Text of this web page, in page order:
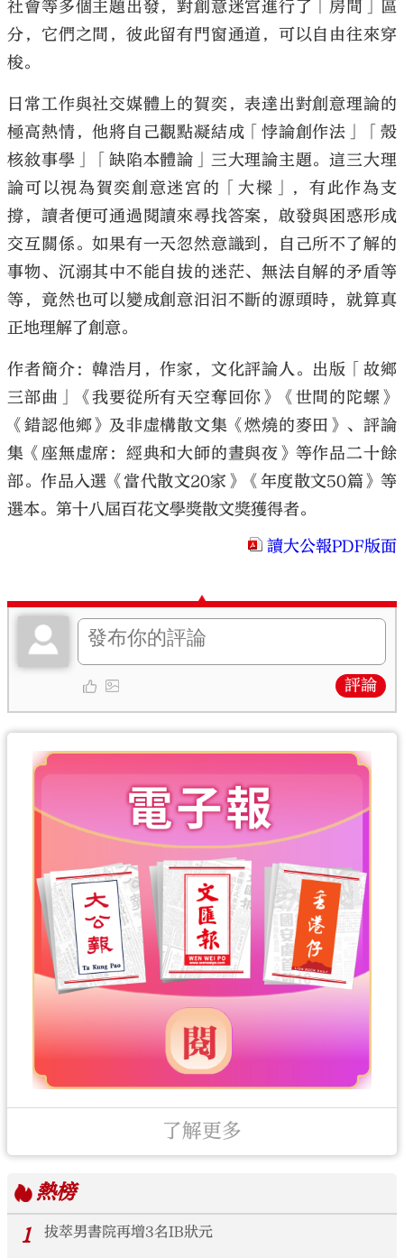
社會等多個主題出發，對創意迷宮進行了「房間」區
分，它們之間，彼此留有門窗通道，可以自由往來穿
梭。
日常工作與社交媒體上的賀奕，表達出對創意理論的
極高熱情，他將自己觀點凝結成「悖論創作法」「殼
核敘事學」「缺陷本體論」三大理論主題。這三大理
論可以視為賀奕創意迷宮的「大樑」，有此作為支
撐，讀者便可通過閱讀來尋找答案，啟發與困惑形成
交互關係。如果有一天忽然意識到，自己所不了解的
事物、沉溺其中不能自拔的迷茫、無法自解的矛盾等
等，竟然也可以變成創意汩汩不斷的源頭時，就算真
正地理解了創意。
作者簡介：韓浩月，作家，文化評論人。出版「故鄉
三部曲」《我要從所有天空奪回你》《世間的陀螺》
《錯認他鄉》及非虛構散文集《燃燒的麥田》、評論
集《座無虛席：經典和大師的晝與夜》等作品二十餘
部。作品入選《當代散文20家》《年度散文50篇》等
選本。第十八屆百花文學獎散文獎獲得者。
讀大公報PDF版面
評論
了解更多
熱榜
1
拔萃男書院再增3名IB狀元